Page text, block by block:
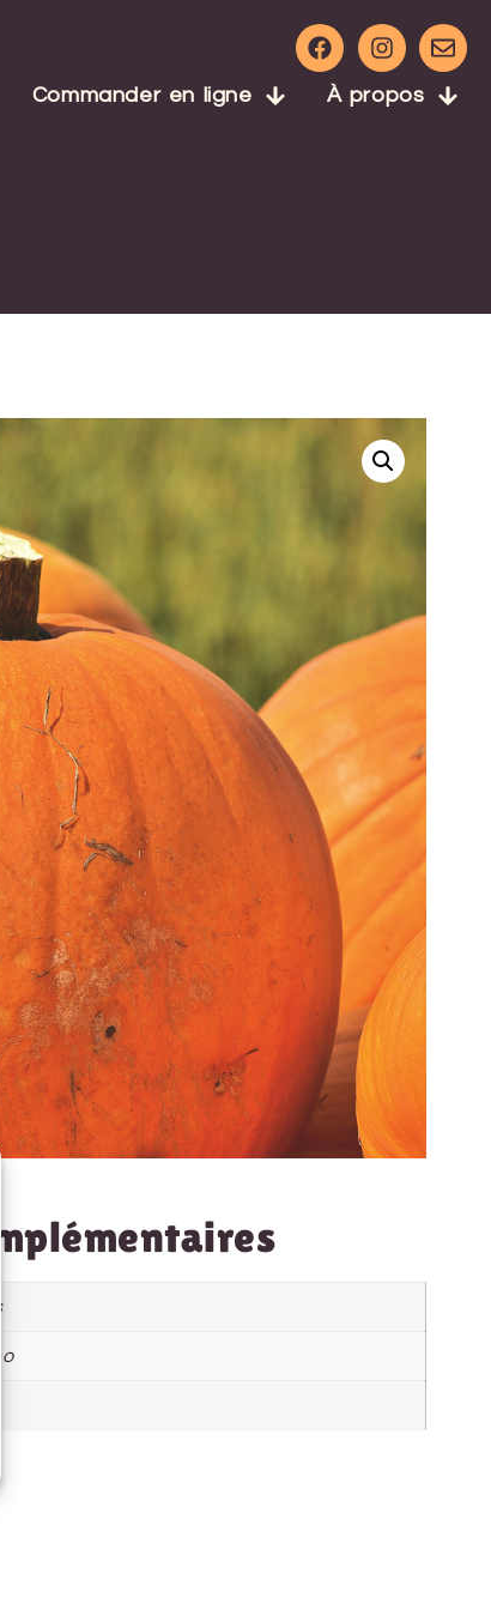
Commander en ligne À propos